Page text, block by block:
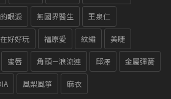
眼淚 無國界醫生 王泉仁
好好玩 福原愛 紋繡 美睫
蜜唇 角頭－浪流連 邱澤 金屬彈簧
風梨風箏 麻衣